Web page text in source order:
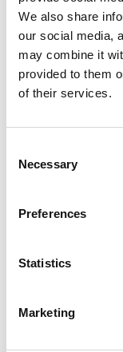
We also share
our social media,
may combine it
provided to them
of their services.
Selection
Necessary
Preferences
Statistics
Marketing